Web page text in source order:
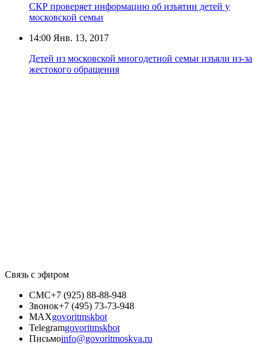
СКР проверяет информацию об изъятии детей у
московской семьи
14:00 Янв. 13, 2017
Детей из московской многодетной семьи изъяли из-за
жестокого обращения
Связь с эфиром
СМС+7 (925) 88-88-948
Звонок+7 (495) 73-73-948
MAXgovoritmskbot
Telegramgovoritmskbot
Письмоinfo@govoritmoskva.ru